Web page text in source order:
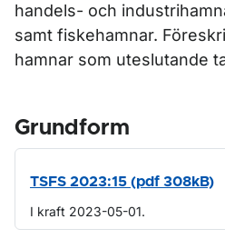
handels- och
samt fiskehamnar.
hamnar som uteslutande
Grundform
TSFS 2023:15 (pdf 308kB)
I kraft 2023-05-01.